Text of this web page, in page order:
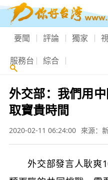
要聞 評論 獨家
服務台 綜合
外交部：我們用
取寶貴時間
2020-02-11 06:24:00 來源：
外交部發言人耿爽